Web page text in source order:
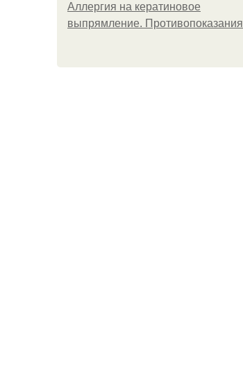
Аллергия на кератиновое
выпрямление. Противопоказания